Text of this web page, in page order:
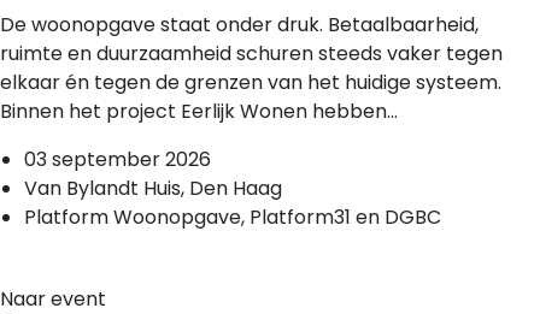
De woonopgave staat onder druk. Betaalbaarheid,
ruimte en duurzaamheid schuren steeds vaker tegen
elkaar én tegen de grenzen van het huidige systeem.
Binnen het project Eerlijk Wonen hebben...
03 september 2026
Van Bylandt Huis, Den Haag
Platform Woonopgave, Platform31 en DGBC
Naar event